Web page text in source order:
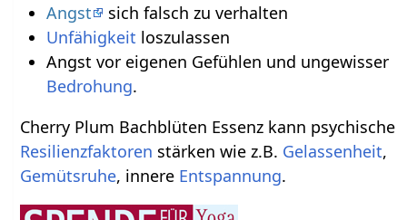
Angst
sich falsch zu verhalten
Unfähigkeit loszulassen
Angst vor eigenen Gefühlen und ungewisser
Bedrohung.
Cherry Plum Bachblüten Essenz kann psychische
Resilienzfaktoren stärken wie z.B. Gelassenheit,
Gemütsruhe, innere Entspannung.